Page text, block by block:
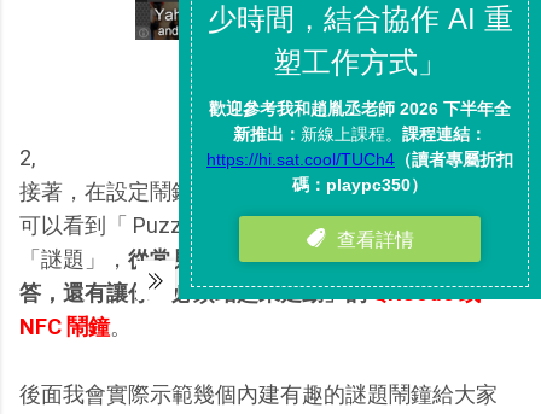
2,
接著，在設定鬧鐘畫面裡選擇「解除模式」，這裡就
可以看到「 Puzzle Alarm 謎題鬧鐘」豐富的鬧鐘
「謎題」， 從常見的數學題目，到新鮮的圖形顏色問
答，還有讓你「必須站起來走動」的QRCode 或
NFC 鬧鐘。
後面我會實際示範幾個內建有趣的謎題鬧鐘給大家